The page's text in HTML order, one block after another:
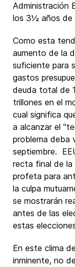
Administración
los 3½ años de
Como esta
aumento de la
suficiente para
gastos
deuda total de
trillones en el
cual significa
a alcanzar el
problema deba
septiembre.
recta final de la
profeta para
la culpa
se mostrarán
antes de las
estas
En este clima
inminente, no